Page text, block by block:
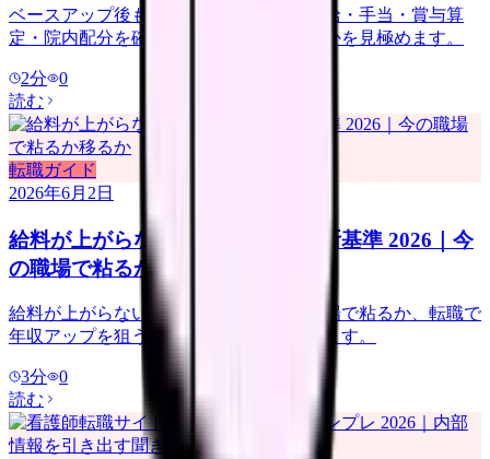
ベースアップ後も給料が低い時は、基本給・手当・賞与算
定・院内配分を確認し、改善しない職場かを見極めます。
2分
0
読む
転職ガイド
2026年6月2日
給料が上がらない看護師の転職判断基準 2026｜今
の職場で粘るか移るか
給料が上がらない看護師向けに、今の職場で粘るか、転職で
年収アップを狙うかの判断基準を整理します。
3分
0
読む